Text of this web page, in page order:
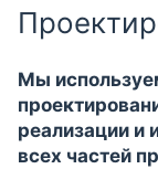
Мы
реализации и
всех частей